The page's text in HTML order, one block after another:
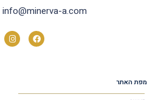
info@minerva-a.com
מפת האתר